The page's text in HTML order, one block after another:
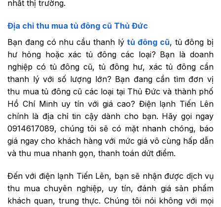
nhất thị trường.
Địa chỉ thu mua tủ đông cũ Thủ Đức
Bạn đang có nhu cầu thanh lýtủ đông cũ, tủ đông bị
hư hỏng hoặc xác tủ đông các loại? Bạn là doanh
nghiệp có tủ đông cũ, tủ đông hư, xác tủ đông cần
thanh lý với số lượng lớn? Bạn đang cần tìm đơn vị
thu mua tủ đông cũ các loại tại Thủ Đức và thành phố
Hồ Chí Minh uy tín với giá cao? Điện lạnh Tiến Lên
chính là địa chỉ tin cậy dành cho bạn. Hãy gọi ngay
0914617089, chúng tôi sẽ có mặt nhanh chóng, báo
giá ngay cho khách hàng với mức giá vô cùng hấp dẫn
và thu mua nhanh gọn, thanh toán dứt điểm.
Đến với điện lạnh Tiến Lên, bạn sẽ nhận được dịch vụ
thu mua chuyên nghiệp, uy tín, đánh giá sản phẩm
khách quan, trung thực. Chúng tôi nói không với mọi